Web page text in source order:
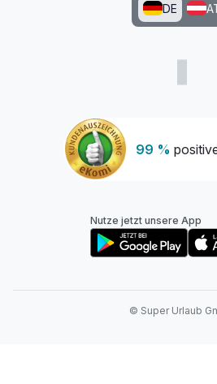
99 %
DE
Nutze jetzt unsere App
© Super Urlaub